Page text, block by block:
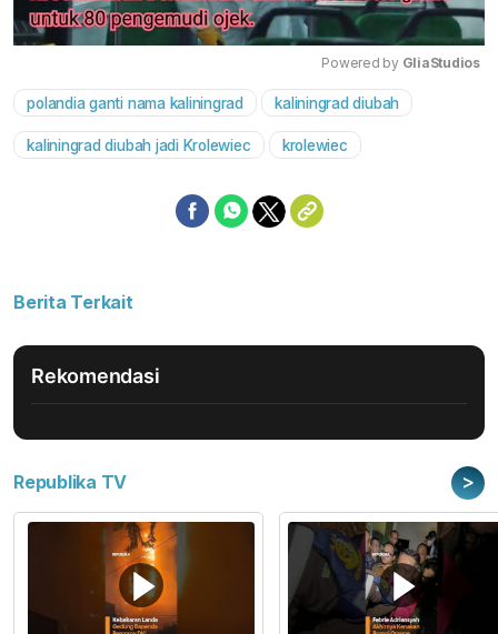
Mute
Powered by GliaStudios
polandia ganti nama kaliningrad kaliningrad diubah
kaliningrad diubah jadi Krolewiec krolewiec
Berita Terkait
Rekomendasi
Republika TV >